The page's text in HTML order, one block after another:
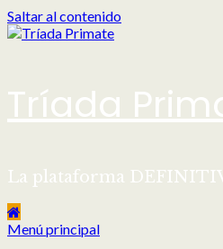
Saltar al contenido
Tríada
La plataforma
Menú principal